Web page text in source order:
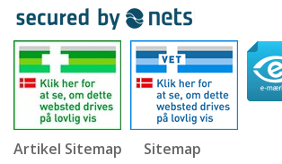
Artikel Sitemap Sitemap